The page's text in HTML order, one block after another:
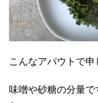
こんなアバウトで
味噌や砂糖の分量